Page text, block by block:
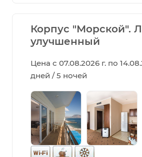
Корпус "Морской".
улучшенный
Цена с 07.08.2026 г. по
дней / 5 ночей